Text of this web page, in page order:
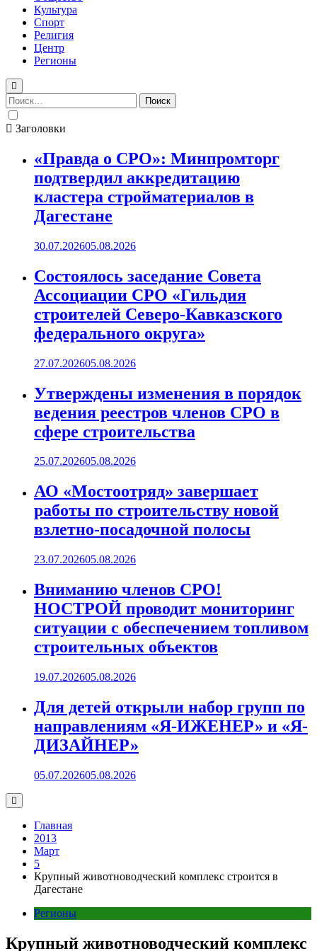
Культура
Спорт
Религия
Центр
Регионы
Найти:
Заголовки
«Правда о СРО»: Минпромторг
подтвердил аккредитацию
кластера стройматериалов в
Дагестане
30.07.202605.08.2026
Состоялось заседание Совета
Ассоциации СРО «Гильдия
строителей Северо-Кавказского
федерального округа»
27.07.202605.08.2026
Утверждены изменения в порядок
ведения реестров членов СРО в
сфере строительства
25.07.202605.08.2026
АО «Мостоотряд» завершает
работы по строительству новой
взлетно-посадочной полосы
23.07.202605.08.2026
Вниманию членов СРО!
НОСТРОЙ проводит мониторинг
ситуации с обеспечением топливом
строительных объектов
19.07.202605.08.2026
Для детей открыли набор групп по
направлениям «Я-ИЖЕНЕР» и «Я-
ДИЗАЙНЕР»
05.07.202605.08.2026
Главная
2013
Март
5
Крупный животноводческий комплекс строится в
Дагестане
Регионы
Крупный животноводческий комплекс